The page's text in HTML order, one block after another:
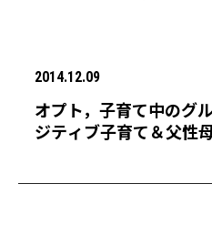
2014.12.09
オプト，子育て中のグ
ジティブ子育て＆父性